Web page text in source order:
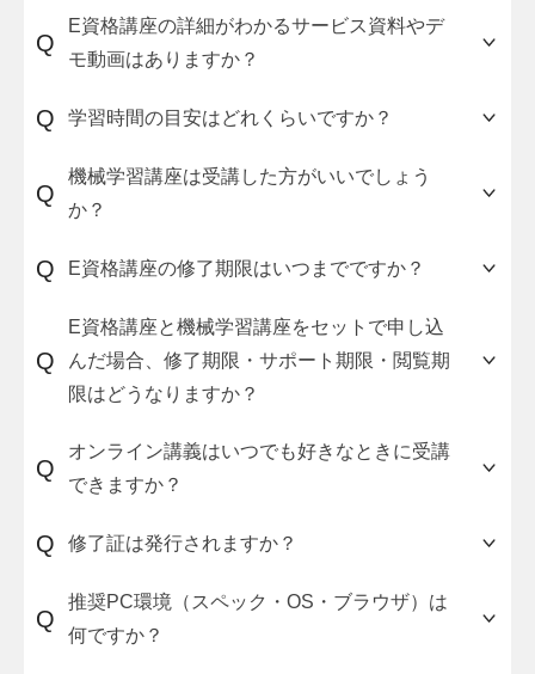
2026年2月2日以降にお申込みのお客様は、「E資
格シラバス2026」に対応したE資格講座を受講可
能です。E資格2026#2（2026年8月試験）以降の
Q
E資格講座の詳細がわかるサービス資料やデ
モ動画はありますか？
法）をまとめた資料とトライアル用の講座動画を
ご用意しています。ご希望の方は、こちらの
請求フォームからお申し込みください。
Q 学習時間の目安はどれくらいですか？
前提知識の有無や実務でのご経験によって個人差
があります。
場合、E資格講座の修了に必要な学習時間の目安は
時間の目安は150~200時間です。
機械学習講座とE資格講座をセットで検討する場合
る必要があるため、計画的に学習を進める必要が
あります。
AVILENのE資格講座を修了してE資格に合格した
でご覧ください。
Q
機械学習講座は受講した方がいいでしょう
か？
ングスキル、機械学習の理論と実装に自信がない
場合は受講することをおすすめします。
自分が上記の分野に関する知識をどの程度持って
いるか知りたい場合は、
スキルチェックテスト
（無料）をご活用ください。
Q E資格講座の修了期限はいつまでですか？
修了期限はサポート期間と同一の期間です。E資格
講座の場合、受講開始から6か月後の月末、スピー
ドコースの場合、受講開始から2か月後の月末にな
ります。
68,200円（税込）の割引価格で再購入することが
可能です。1カ月経過後は、定価で再購入する必要
Q
E資格講座と機械学習講座をセットで申し込
んだ場合、修了期限・サポート期限・閲覧期
限はどうなりますか？
E資格講座と機械学習講座の各種期限が同時に起算
されます。その分、セット割引価格で購入するこ
とが可能です。
その場合は、 機械学習講座のサービスページ
Q
オンライン講義はいつでも好きなときに受講
できますか？
講可能です。動画講義は専用のラーニングシステ
ムからいつでも視聴することができます。修了課
題について、それぞれの提出期限や取り組む順番
を設定しておりませんので、自由に学習を進める
Q 修了証は発行されますか？
発行します。
修了期限内にすべての修了課題に合格すること
で、修了証とE資格の受験資格に必要な修了者ナン
Q
推奨PC環境（スペック・OS・ブラウザ）は
何ですか？